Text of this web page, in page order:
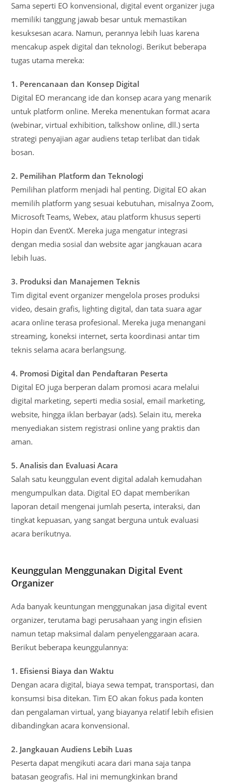
Sama seperti EO konvensional, digital event organizer juga
memiliki tanggung jawab besar untuk memastikan
kesuksesan acara. Namun, perannya lebih luas karena
mencakup aspek digital dan teknologi. Berikut beberapa
tugas utama mereka:
1. Perencanaan dan Konsep Digital
Digital EO merancang ide dan konsep acara yang menarik
untuk platform online. Mereka menentukan format acara
(webinar, virtual exhibition, talkshow online, dll.) serta
strategi penyajian agar audiens tetap terlibat dan tidak
bosan.
2. Pemilihan Platform dan Teknologi
Pemilihan platform menjadi hal penting. Digital EO akan
memilih platform yang sesuai kebutuhan, misalnya Zoom,
Microsoft Teams, Webex, atau platform khusus seperti
Hopin dan EventX. Mereka juga mengatur integrasi
dengan media sosial dan website agar jangkauan acara
lebih luas.
3. Produksi dan Manajemen Teknis
Tim digital event organizer mengelola proses produksi
video, desain grafis, lighting digital, dan tata suara agar
acara online terasa profesional. Mereka juga menangani
streaming, koneksi internet, serta koordinasi antar tim
teknis selama acara berlangsung.
4. Promosi Digital dan Pendaftaran Peserta
Digital EO juga berperan dalam promosi acara melalui
digital marketing, seperti media sosial, email marketing,
website, hingga iklan berbayar (ads). Selain itu, mereka
menyediakan sistem registrasi online yang praktis dan
aman.
5. Analisis dan Evaluasi Acara
Salah satu keunggulan event digital adalah kemudahan
mengumpulkan data. Digital EO dapat memberikan
laporan detail mengenai jumlah peserta, interaksi, dan
tingkat kepuasan, yang sangat berguna untuk evaluasi
acara berikutnya.
Keunggulan Menggunakan Digital Event
Organizer
Ada banyak keuntungan menggunakan jasa digital event
organizer, terutama bagi perusahaan yang ingin efisien
namun tetap maksimal dalam penyelenggaraan acara.
Berikut beberapa keunggulannya:
1. Efisiensi Biaya dan Waktu
Dengan acara digital, biaya sewa tempat, transportasi, dan
konsumsi bisa ditekan. Tim EO akan fokus pada konten
dan pengalaman virtual, yang biayanya relatif lebih efisien
dibandingkan acara konvensional.
2. Jangkauan Audiens Lebih Luas
Peserta dapat mengikuti acara dari mana saja tanpa
batasan geografis. Hal ini memungkinkan brand